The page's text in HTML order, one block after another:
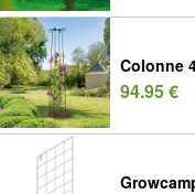
Colonne
94.95 €